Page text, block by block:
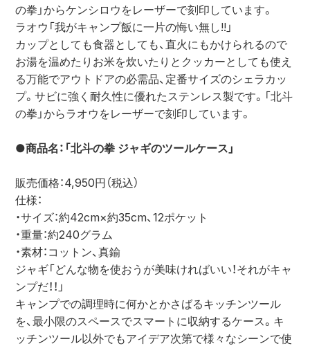
の拳」からケンシロウをレーザーで刻印しています。
ラオウ「我がキャンプ飯に一片の悔い無し!!」
カップとしても食器としても、直火にもかけられるので
お湯を温めたりお米を炊いたりとクッカーとしても使え
る万能でアウトドアの必需品、定番サイズのシェラカッ
プ。サビに強く耐久性に優れたステンレス製です。「北斗
の拳」からラオウをレーザーで刻印しています。
●商品名：「北斗の拳 ジャギのツールケース」
販売価格：4,950円（税込）
仕様：
・サイズ：約42cm×約35cm、12ポケット
・重量：約240グラム
・素材：コットン、真鍮
ジャギ「どんな物を使おうが美味ければいい！それがキャ
ンプだ！！」
キャンプでの調理時に何かとかさばるキッチンツール
を、最小限のスペースでスマートに収納するケース。キ
ッチンツール以外でもアイデア次第で様々なシーンで使